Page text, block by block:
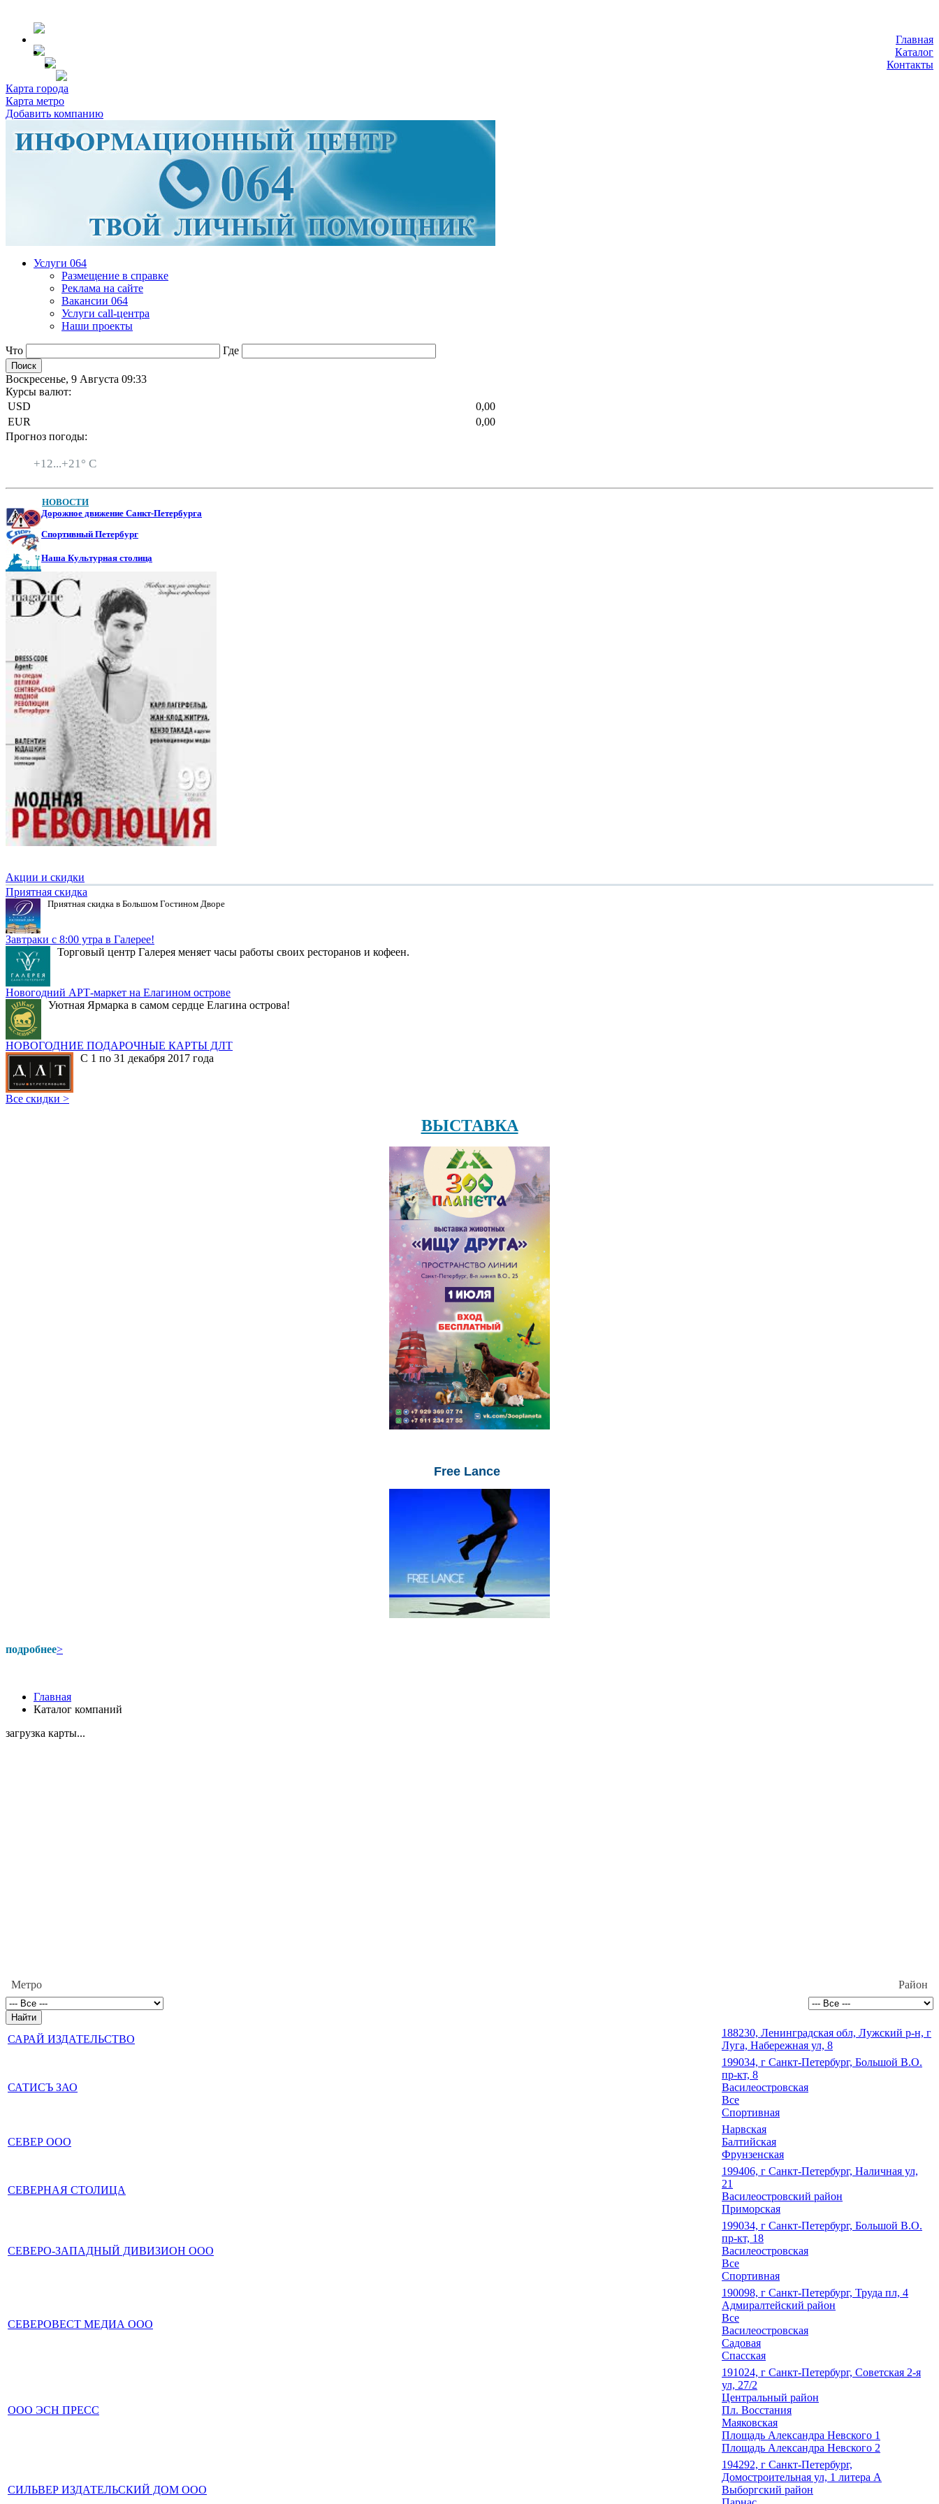
Главная
Каталог
Контакты
Карта города
Карта метро
Добавить компанию
Услуги 064
Размещение в справке
Реклама на сайте
Вакансии 064
Услуги call-центра
Наши проекты
Что Где
Воскресенье, 9 Августа 09:33
Курсы валют:
USD
0,00
EUR
0,00
Прогноз погоды:
+12...+21° C
НОВОСТИ
Дорожное движение Санкт-Петербурга
Спортивный Петербург
Наша Культурная столица
Акции и скидки
Приятная скидка
Приятная скидка в Большом Гостином Дворе
Завтраки с 8:00 утра в Галерее!
Торговый центр Галерея меняет часы работы своих ресторанов и кофеен.
Новогодний АРТ-маркет на Елагином острове
Уютная Ярмарка в самом сердце Елагина острова!
НОВОГОДНИЕ ПОДАРОЧНЫЕ КАРТЫ ДЛТ
С 1 по 31 декабря 2017 года
Все скидки >
ВЫСТАВКА
Free Lance
подробнее>
Главная
Каталог компаний
загрузка карты...
Метро Район
САРАЙ ИЗДАТЕЛЬСТВО
188230, Ленинградская обл, Лужский р-н, г
Луга, Набережная ул, 8
САТИСЪ ЗАО
199034, г Санкт-Петербург, Большой В.О.
пр-кт, 8
Василеостровская
Все
Спортивная
СЕВЕР ООО
Нарвская
Балтийская
Фрунзенская
СЕВЕРНАЯ СТОЛИЦА
199406, г Санкт-Петербург, Наличная ул,
21
Василеостровский район
Приморская
СЕВЕРО-ЗАПАДНЫЙ ДИВИЗИОН ООО
199034, г Санкт-Петербург, Большой В.О.
пр-кт, 18
Василеостровская
Все
Спортивная
СЕВЕРОВЕСТ МЕДИА ООО
190098, г Санкт-Петербург, Труда пл, 4
Адмиралтейский район
Все
Василеостровская
Садовая
Спасская
ООО ЭСН ПРЕСС
191024, г Санкт-Петербург, Советская 2-я
ул, 27/2
Центральный район
Пл. Восстания
Маяковская
Площадь Александра Невского 1
Площадь Александра Невского 2
СИЛЬВЕР ИЗДАТЕЛЬСКИЙ ДОМ ООО
194292, г Санкт-Петербург,
Домостроительная ул, 1 литера А
Выборгский район